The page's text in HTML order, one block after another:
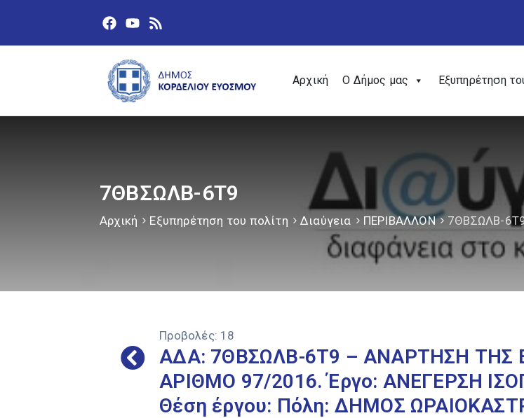
Αρχική Ο Δήμος μας Εξυπηρέτηση
7ΘΒΣΩΛΒ-6Τ9
Αρχική Εξυπηρέτηση του πολίτη Διαύγεια ΠΕΡΙΒΑΛΛΟΝ 7ΘΒΣΩΛΒ-
Προβολές: 18
ΑΔΑ: 7ΘΒΣΩΛΒ-6Τ9 – ΑΝΑΡΤΗΣΗ ΤΗΣ
ΑΡΙΘΜΟ 97/2016. Έργο: ΑΝΕΓΕΡΣΗ
Θέση έργου: Πόλη: ΔΗΜΟΣ